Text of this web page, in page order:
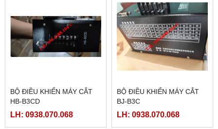
BỘ ĐIỀU KHIỂN MÁY CẮT
HB-B3CD
LH: 0938.070.068
BỘ ĐIỀU KHIỂN MÁY CẮT
BJ-B3C
LH: 0938.070.068